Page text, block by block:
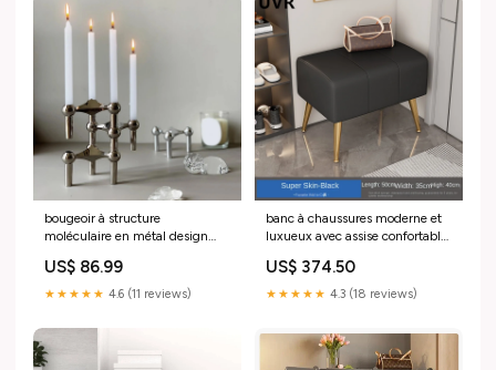
bougeoir à structure
moléculaire en métal design
bureau
US$ 86.99
★★★★★ 4.6 (11 reviews)
banc à chaussures moderne et
luxueux avec assise confortable
US$ 374.50
★★★★★ 4.3 (18 reviews)